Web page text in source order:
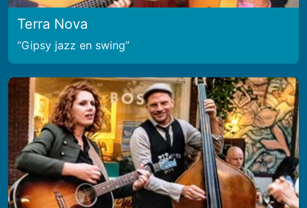
Terra Nova
Gipsy jazz en swing